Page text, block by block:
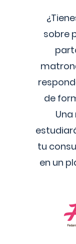
sobre
de
tu
en un